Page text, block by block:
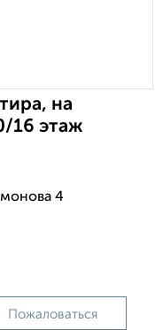
на
16 этаж
4
Пожаловаться